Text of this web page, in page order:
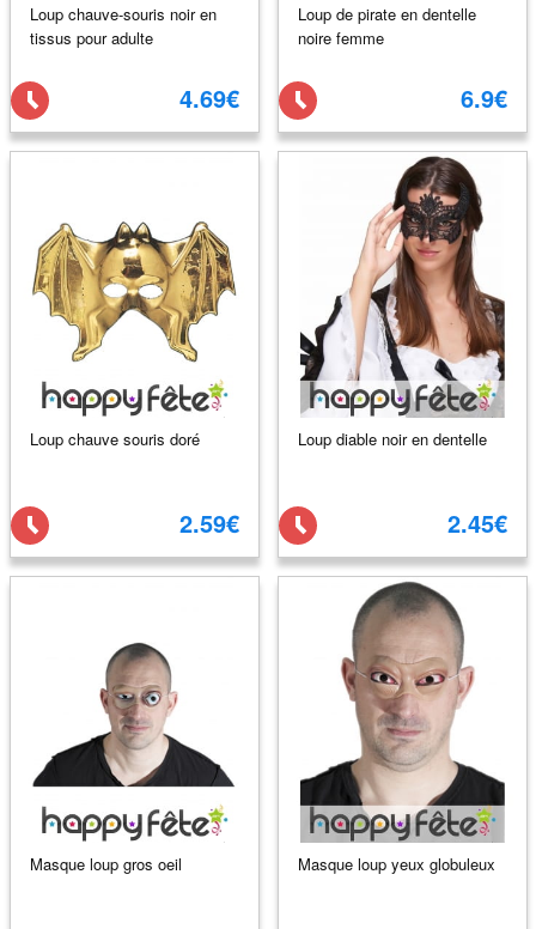
Loup chauve-souris noir en
tissus pour adulte
4.69€
Loup de pirate en dentelle
noire femme
6.9€
Loup chauve souris doré
2.59€
Loup diable noir en dentelle
2.45€
Masque loup gros oeil Masque loup yeux globuleux